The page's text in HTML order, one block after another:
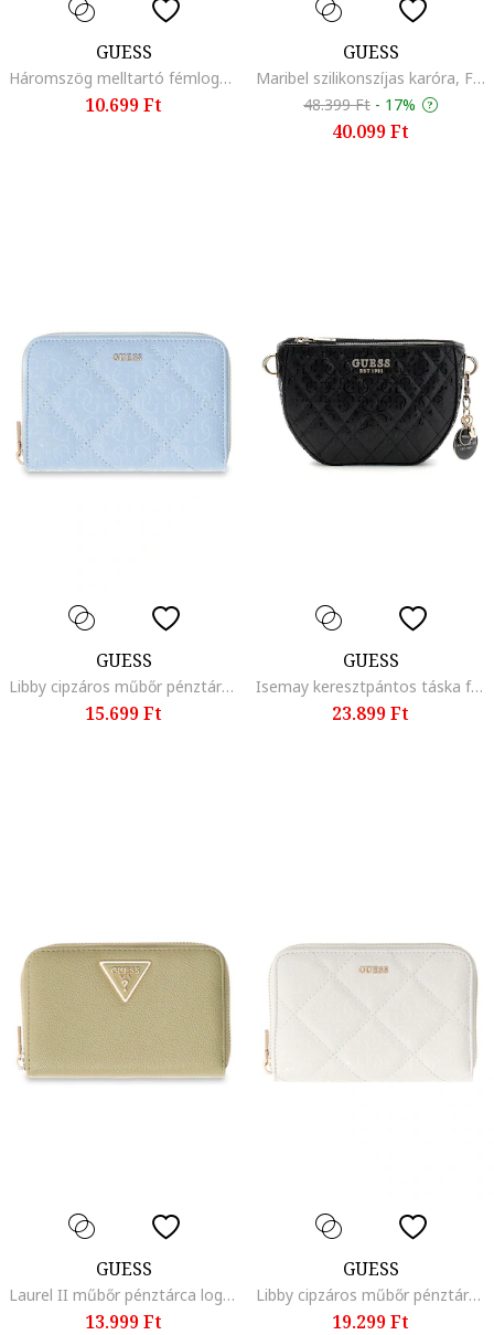
GUESS
Háromszög melltartó fémlogóval, Fekete/Törtfehér
10.699 Ft
GUESS
Maribel szilikonszíjas karóra, Fehér
48.399 Ft - 17%
40.099 Ft
GUESS
Libby cipzáros műbőr pénztárca, Pasztellkék
15.699 Ft
GUESS
Isemay keresztpántos táska fémlogóval, Fekete
23.899 Ft
GUESS
Laurel II műbőr pénztárca logós részlettel, Halványzöld
13.999 Ft
GUESS
Libby cipzáros műbőr pénztárca, Törtfehér
19.299 Ft